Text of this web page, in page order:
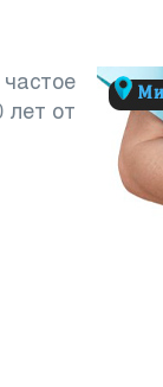
лет от